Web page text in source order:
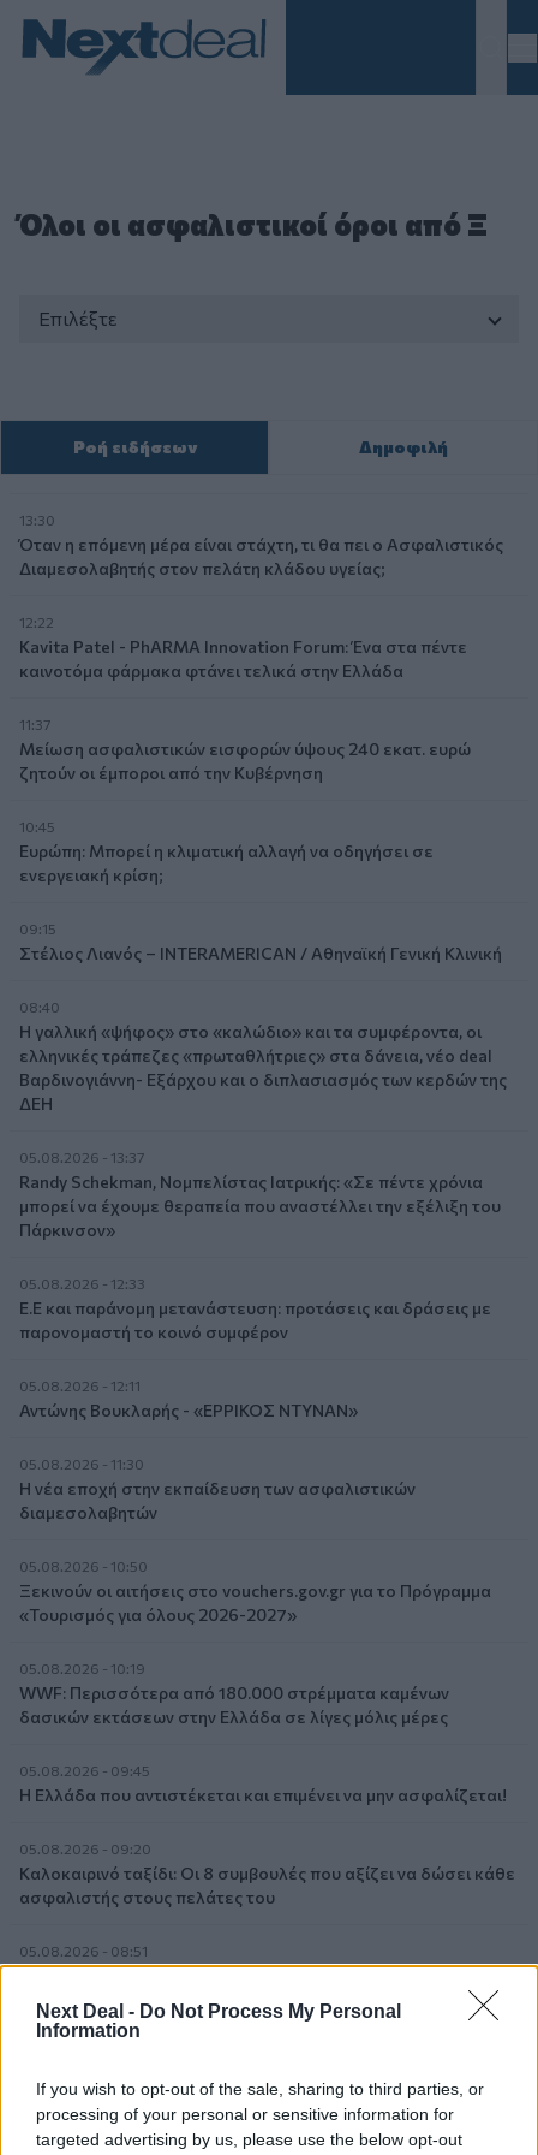
Next Deal - Do Not Process My Personal
Information
If you wish to opt-out of the sale, sharing to third parties, or
processing of your personal or sensitive information for
targeted advertising by us, please use the below opt-out
Όλοι οι ασφαλιστικοί όροι από Ξ
Επιλέξτε
Ροή ειδήσεων Δημοφιλή
13:30
Όταν η επόμενη μέρα είναι στάχτη, τι θα πει ο Ασφαλιστικός
Διαμεσολαβητής στον πελάτη κλάδου υγείας;
12:22
Kavita Patel - PhARMA Innovation Forum: Ένα στα πέντε
καινοτόμα φάρμακα φτάνει τελικά στην Ελλάδα
11:37
Μείωση ασφαλιστικών εισφορών ύψους 240 εκατ. ευρώ
ζητούν οι έμποροι από την Κυβέρνηση
10:45
Ευρώπη: Μπορεί η κλιματική αλλαγή να οδηγήσει σε
ενεργειακή κρίση;
09:15
Στέλιος Λιανός – INTERAMERICAN / Αθηναϊκή Γενική Κλινική
08:40
Η γαλλική «ψήφος» στο «καλώδιο» και τα συμφέροντα, οι
ελληνικές τράπεζες «πρωταθλήτριες» στα δάνεια, νέο deal
Βαρδινογιάννη- Εξάρχου και ο διπλασιασμός των κερδών της
ΔΕΗ
05.08.2026 - 13:37
Randy Schekman, Νομπελίστας Ιατρικής: «Σε πέντε χρόνια
μπορεί να έχουμε θεραπεία που αναστέλλει την εξέλιξη του
Πάρκινσον»
05.08.2026 - 12:33
Ε.Ε και παράνομη μετανάστευση: προτάσεις και δράσεις με
παρονομαστή το κοινό συμφέρον
05.08.2026 - 12:11
Αντώνης Βουκλαρής - «ΕΡΡΙΚΟΣ ΝΤΥΝΑΝ»
05.08.2026 - 11:30
Η νέα εποχή στην εκπαίδευση των ασφαλιστικών
διαμεσολαβητών
05.08.2026 - 10:50
Ξεκινούν οι αιτήσεις στο vouchers.gov.gr για το Πρόγραμμα
«Τουρισμός για όλους 2026-2027»
05.08.2026 - 10:19
WWF: Περισσότερα από 180.000 στρέμματα καμένων
δασικών εκτάσεων στην Ελλάδα σε λίγες μόλις μέρες
05.08.2026 - 09:45
Η Ελλάδα που αντιστέκεται και επιμένει να μην ασφαλίζεται!
05.08.2026 - 09:20
Καλοκαιρινό ταξίδι: Οι 8 συμβουλές που αξίζει να δώσει κάθε
ασφαλιστής στους πελάτες του
05.08.2026 - 08:51
πιστωτική επέκταση των ελληνικών τραπεζών, το «πάρτι»
στις αγορές, οι «κρυμμένες» αξίες της ΓΕΚ ΤΕΡΝΑ
Ιωάννης Μπολέτης – ΩΝΑΣΕΙΟ